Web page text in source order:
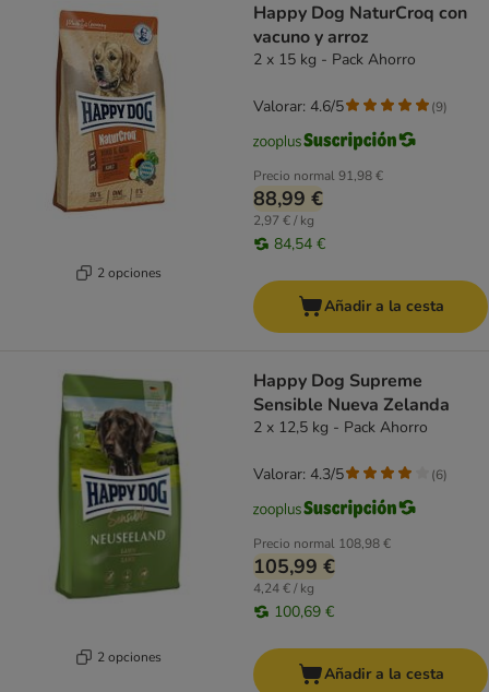
2 opciones
Happy Dog NaturCroq con
vacuno y arroz
2 x 15 kg - Pack Ahorro
Precio normal91,98 €
88,99 €
2,97 € / kg
84,54 €
Valorar: 4.6/5 (9)
Añadir a la cesta
2 opciones
Happy Dog Supreme
Sensible Nueva Zelanda
2 x 12,5 kg - Pack Ahorro
Precio normal 108,98 €
105,99 €
4,24 € / kg
100,69 €
Valorar: 4.3/5 (6)
Añadir a la cesta